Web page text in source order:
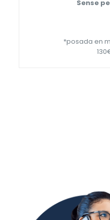
Sense
*posada en